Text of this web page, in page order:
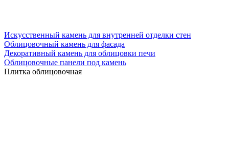
Искусственный камень для внутренней отделки стен
Облицовочный камень для фасада
Декоративный камень для облицовки печи
Облицовочные панели под камень
Плитка облицовочная